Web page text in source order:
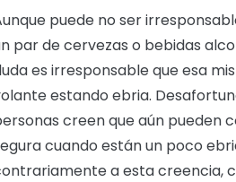
puede no ser
par de cervezas o bebidas
es irresponsable que esa
estando ebria.
creen que aún pueden
cuando están un poco
a esta creencia,